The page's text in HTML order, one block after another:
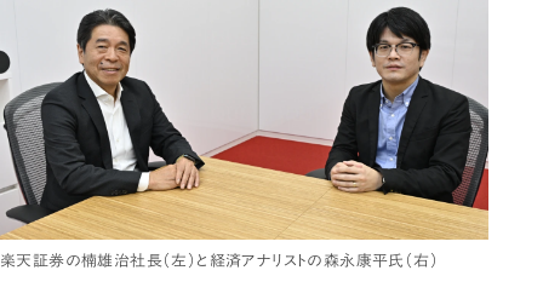
楽天証券の楠雄治社長（左）と経済アナリストの森永康平氏（右）